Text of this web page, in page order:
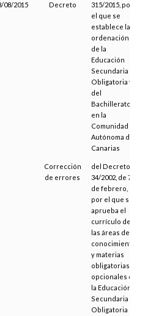
08/2015 Decreto
315/2015, por
el que se
establece la
ordenación
de la
Educación
Secundaria
Obligatoria y
del
Bachillerato
en la
Comunidad
Autónoma de
Canarias
Corrección
de errores
del Decreto
34/2002, de 7
de febrero,
por el que se
aprueba el
currículo de
las áreas de
conocimiento
y materias
obligatorias y
opcionales de
la Educación
Secundaria
Obligatoria